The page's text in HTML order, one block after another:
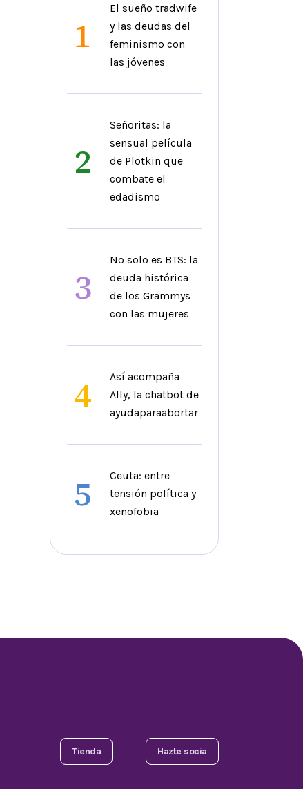
1
El sueño tradwife
y las deudas del
feminismo con
las jóvenes
2
Señoritas: la
sensual película
de Plotkin que
combate el
edadismo
3
No solo es BTS: la
deuda histórica
de los Grammys
con las mujeres
4
Así acompaña
Ally, la chatbot de
ayudaparaabortar
5
Ceuta: entre
tensión política y
xenofobia
Tienda Hazte socia